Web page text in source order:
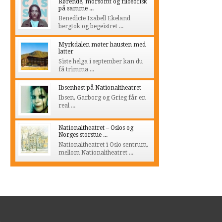
Rørende, morsomt og filosofisk
på samme ...
Benedicte Izabell Ekeland
bergtok og begeistret ...
Myrkdalen møter hausten med
latter
Siste helga i september kan du
få trimma ...
Ibsenhøst på Nationaltheatret
Ibsen, Garborg og Grieg får en
real ...
Nationaltheatret – Oslos og
Norges storstue ...
Nationaltheatret i Oslo sentrum,
mellom Nationaltheatret ...